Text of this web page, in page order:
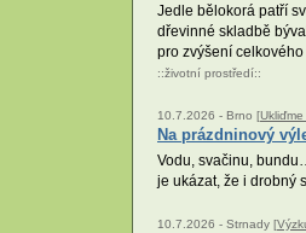
Jedle bělokorá patří
dřevinné skladbě
pro zvýšení
::životní prostředí::
10.7.2026 - Brno [Ukliďme
Na prázdninový
Vodu, svačinu,
je ukázat, že i drobný
10.7.2026 - Strnady [